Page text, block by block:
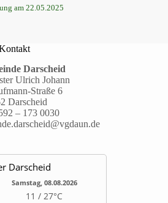
am 22.05.2025
Darscheid
Ulrich Johann
Straße 6
Darscheid
– 173 0030
Darscheid
Samstag, 08.08.2026
11 / 27°C